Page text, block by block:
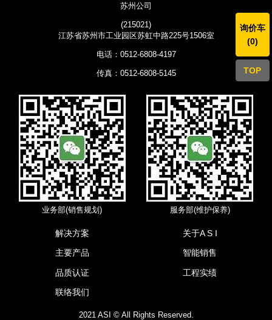
询价车
(0)
TOP
苏州公司
(215021)
江苏省苏州市工业园区苏虹中路225号1506室
电话：0512-6808-4197
传真：0512-6808-5145
业务部(销售规划) 服务部(维护保养)
解决方案 关于A S I
主要产品 智能销售
品质认证 工程实绩
联络我们
2021 ASI © All Rights Reserved.